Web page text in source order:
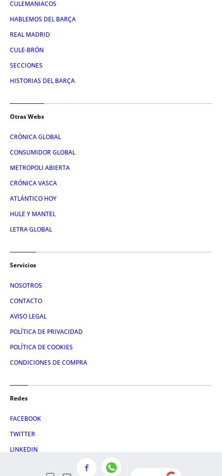
CULEMANIACOS
HABLEMOS DEL BARÇA
REAL MADRID
CULE-BRÓN
SECCIONES
HISTORIAS DEL BARÇA
Otras Webs
CRÓNICA GLOBAL
CONSUMIDOR GLOBAL
METROPOLI ABIERTA
CRÓNICA VASCA
ATLÁNTICO HOY
HULE Y MANTEL
LETRA GLOBAL
Servicios
NOSOTROS
CONTACTO
AVISO LEGAL
POLÍTICA DE PRIVACIDAD
POLÍTICA DE COOKIES
CONDICIONES DE COMPRA
Redes
FACEBOOK
TWITTER
LINKEDIN